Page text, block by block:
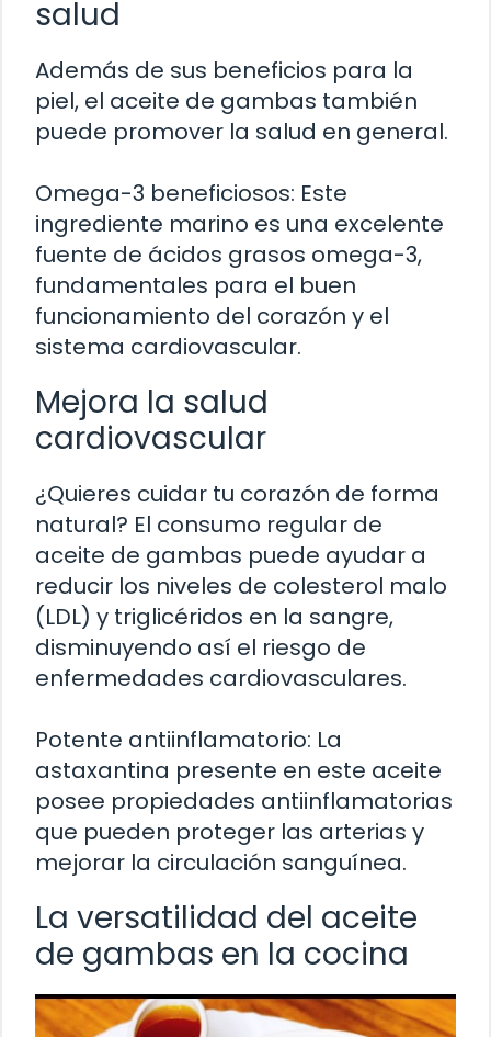
salud
Además de sus beneficios para la
piel, el aceite de gambas también
puede promover la salud en general.
Omega-3 beneficiosos: Este
ingrediente marino es una excelente
fuente de ácidos grasos omega-3,
fundamentales para el buen
funcionamiento del corazón y el
sistema cardiovascular.
Mejora la salud
cardiovascular
¿Quieres cuidar tu corazón de forma
natural? El consumo regular de
aceite de gambas puede ayudar a
reducir los niveles de colesterol malo
(LDL) y triglicéridos en la sangre,
disminuyendo así el riesgo de
enfermedades cardiovasculares.
Potente antiinflamatorio: La
astaxantina presente en este aceite
posee propiedades antiinflamatorias
que pueden proteger las arterias y
mejorar la circulación sanguínea.
La versatilidad del aceite
de gambas en la cocina